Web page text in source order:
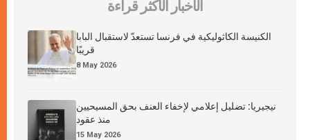
الأخبار الأكثر قراءة
الكنيسة الكاثوليكية في فرنسا تستعدّ لاستقبال البابا
قريبًا
8 May 2026
نيجيريا: تضليل إعلامي لإخفاء العنف بحق المسيحيين
منذ عقود
15 May 2026